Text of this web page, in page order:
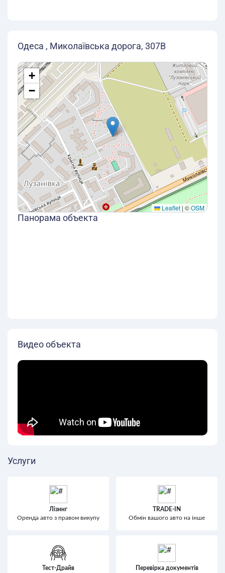
Одеса , Миколаївська дорога, 307В
+
−
Leaflet | ©OSM
Панорама объекта
Видео объекта
Услуги
Лізинг
Оренда авто з правом викупу
TRADE-IN
Обмін вашого авто на інше
Тест-Драйв
Перевірка документів